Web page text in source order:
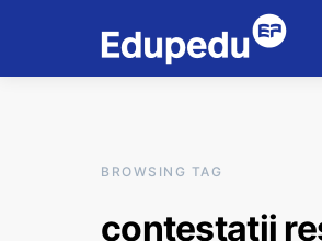
BROWSING TAG
contestații